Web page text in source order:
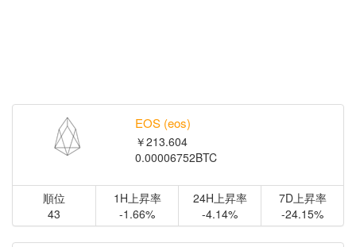
EOS (eos)
￥213.604
0.00006752BTC
順位
43
1H上昇率
-1.66%
24H上昇率
-4.14%
7D上昇率
-24.15%